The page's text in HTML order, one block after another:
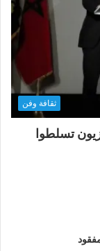
ثقافة وفن
تسلطوا